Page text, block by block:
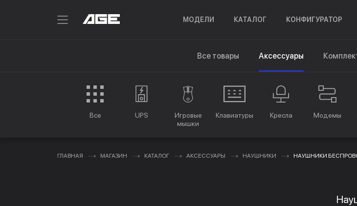
МОДЕЛИ КАТАЛОГ КОНФИГУРАТОР
Все товары Аксессуары
Все UPS
Игровые
мышки
Клавиатуры Кресла Модемы
ГЛАВНАЯ МАГАЗИН КАТАЛОГ АКСЕССУАРЫ НАУШНИКИ НАУШНИКИ